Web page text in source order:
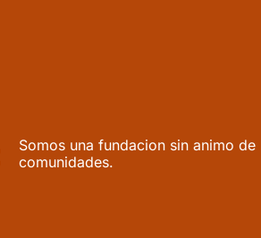
Somos una fundacion sin animo
comunidades.